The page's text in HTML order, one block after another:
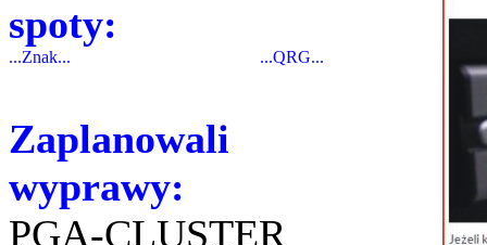
spoty:
...Znak... ...QRG...
Zaplanowali
wyprawy:
PGA-CLUSTER